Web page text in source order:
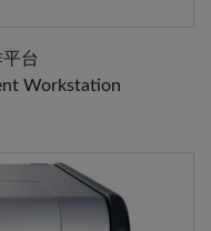
台
Workstation